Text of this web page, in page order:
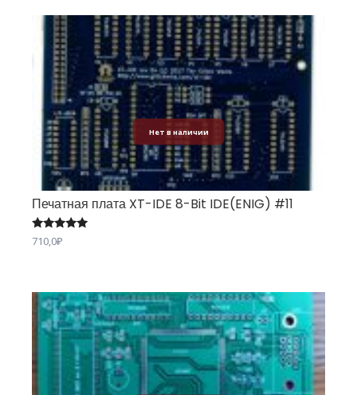
Нет в наличии
Печатная плата XT-IDE 8-Bit IDE(ENIG) #11
Оценка
5.00
710,0₽